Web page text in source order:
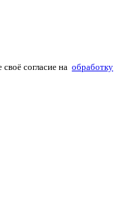
согласие на обработку